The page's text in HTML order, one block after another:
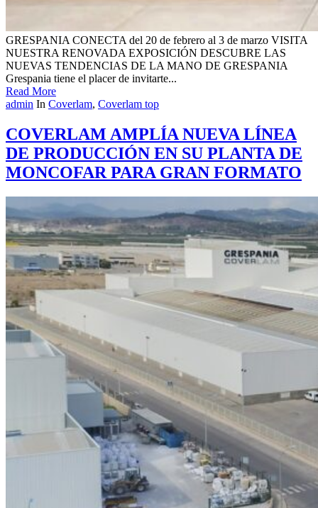
GRESPANIA CONECTA del 20 de febrero al 3 de marzo VISITA
NUESTRA RENOVADA EXPOSICIÓN DESCUBRE LAS
NUEVAS TENDENCIAS DE LA MANO DE GRESPANIA
Grespania tiene el placer de invitarte...
Read More
admin In Coverlam, Coverlam top
COVERLAM AMPLÍA NUEVA LÍNEA
DE PRODUCCIÓN EN SU PLANTA DE
MONCOFAR PARA GRAN FORMATO